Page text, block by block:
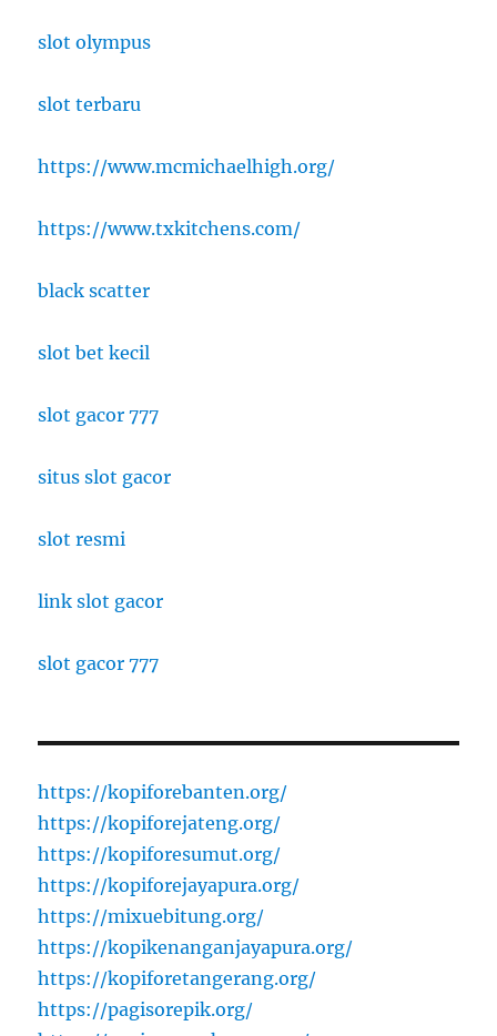
slot olympus
slot terbaru
https://www.mcmichaelhigh.org/
https://www.txkitchens.com/
black scatter
slot bet kecil
slot gacor 777
situs slot gacor
slot resmi
link slot gacor
slot gacor 777
https://kopiforebanten.org/
https://kopiforejateng.org/
https://kopiforesumut.org/
https://kopiforejayapura.org/
https://mixuebitung.org/
https://kopikenanganjayapura.org/
https://kopiforetangerang.org/
https://pagisorepik.org/